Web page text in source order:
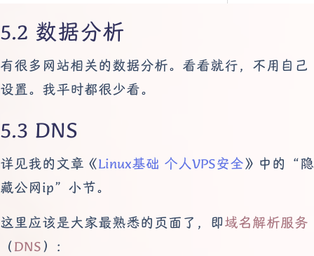
数据分析
有很多网站相关的数据分析。看看就行，不用自己
设置。我平时都很少看。
DNS
详见我的文章《Linux基础 个人VPS安全》中的“隐
藏公网ip”小节。
这里应该是大家最熟悉的页面了，即域名解析服务
（DNS ）：